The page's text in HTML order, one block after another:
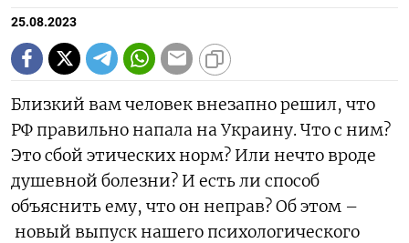
25.08.2023
Близкий вам человек внезапно решил, что
РФ правильно напала на Украину. Что с ним?
Это сбой этических норм? Или нечто вроде
душевной болезни? И есть ли способ
объяснить ему, что он неправ? Об этом –
новый выпуск нашего психологического